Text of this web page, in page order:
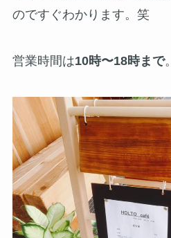
のですぐわかります。笑
営業時間は10時〜18時まで。